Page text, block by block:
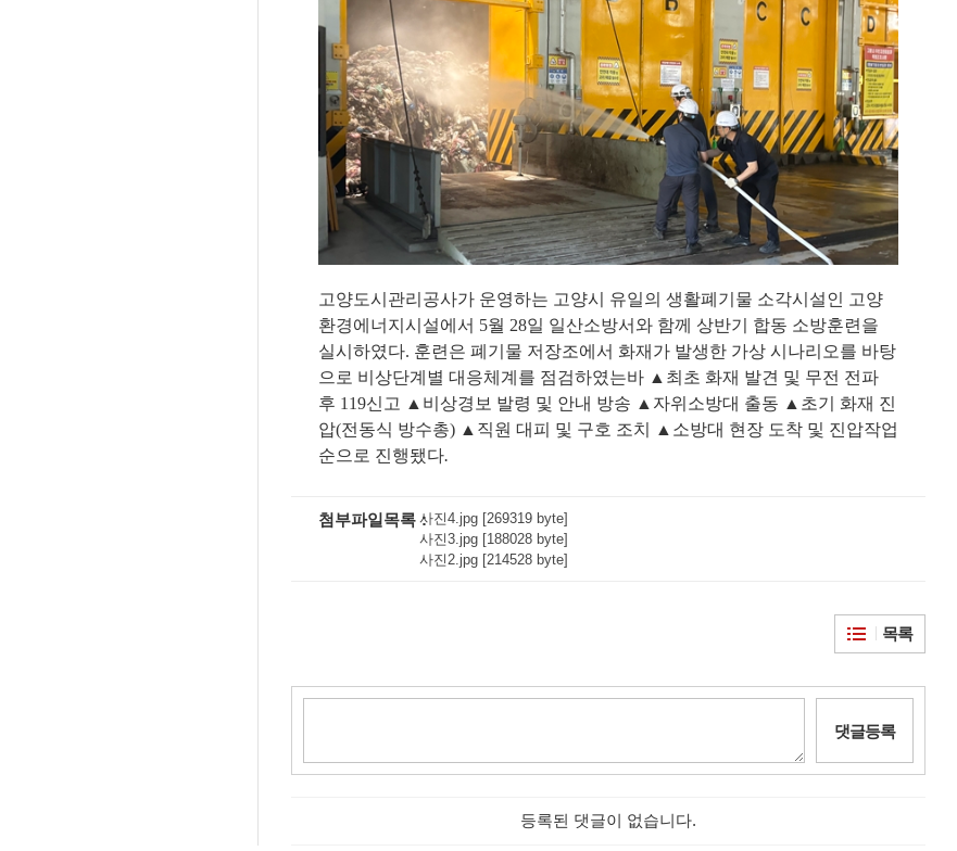
고양도시관리공사가 운영하는 고양시 유일의 생활폐기물 소각시설인 고양
환경에너지시설에서 5월 28일 일산소방서와 함께 상반기 합동 소방훈련을
실시하였다. 훈련은 폐기물 저장조에서 화재가 발생한 가상 시나리오를 바탕
으로 비상단계별 대응체계를 점검하였는바 ▲ 최초 화재 발견 및 무전 전파
후 119신고 ▲ 비상경보 발령 및 안내 방송 ▲ 자위소방대 출동 ▲ 초기 화재 진
압(전동식 방수총) ▲ 직원 대피 및 구호 조치 ▲ 소방대 현장 도착 및 진압작업
순으로 진행됐다.
첨부파일목록 사진4.jpg [269319 byte]
사진3.jpg [188028 byte]
사진2.jpg [214528 byte]
목록
댓글등록
등록된 댓글이 없습니다.